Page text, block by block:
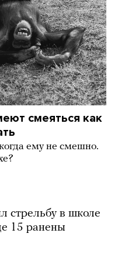
смеяться как
ему не смешно.
стрельбу в школе
15 ранены